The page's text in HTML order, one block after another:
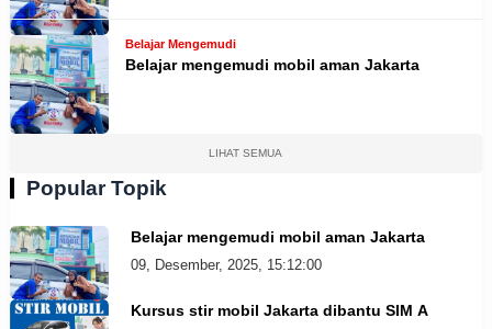
Belajar Mengemudi
Belajar mengemudi mobil aman Jakarta
LIHAT SEMUA
Popular Topik
Belajar mengemudi mobil aman Jakarta
09, Desember, 2025, 15:12:00
Kursus stir mobil Jakarta dibantu SIM A